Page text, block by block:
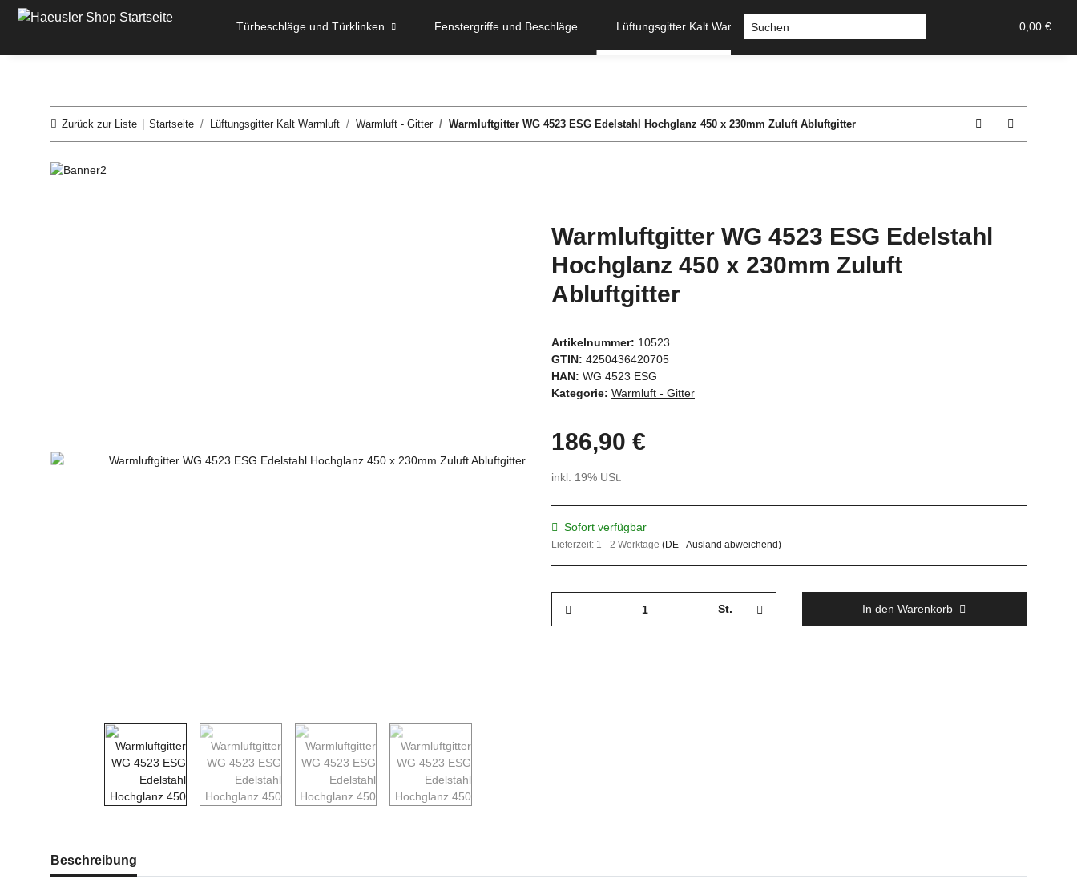
0,00 €
Türbeschläge und Türklinken Fenstergriffe und Beschläge Lüftungsgitter Kalt Warmluft Stossgriffe u
Zurück zur Liste Startseite Lüftungsgitter Kalt Warmluft Warmluft - Gitter Warmluftgitter WG 4523 ESG Edelstahl Hochglanz 450 x 230mm Zuluft Abluftgitter
Warmluftgitter WG 4523 ESG Edelstahl
Hochglanz 450 x 230mm Zuluft
Abluftgitter
Artikelnummer: 10523
GTIN: 4250436420705
HAN: WG 4523 ESG
Kategorie: Warmluft - Gitter
186,90 €
inkl. 19% USt.
Sofort verfügbar
Lieferzeit: 1 - 2 Werktage (DE - Ausland abweichend)
St. In den Warenkorb
Beschreibung